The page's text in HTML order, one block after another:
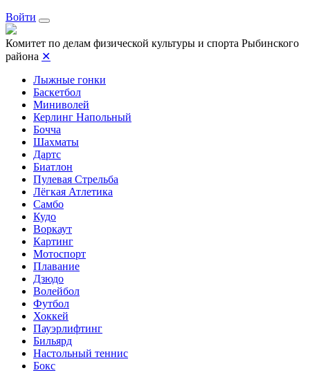
Войти
Комитет по делам физической культуры и спорта Рыбинского
района ✕
Лыжные гонки
Баскетбол
Миниволей
Керлинг Напольный
Бочча
Шахматы
Дартс
Биатлон
Пулевая Стрельба
Лёгкая Атлетика
Самбо
Кудо
Воркаут
Картинг
Мотоспорт
Плавание
Дзюдо
Волейбол
Футбол
Хоккей
Пауэрлифтинг
Бильярд
Настольный теннис
Бокс